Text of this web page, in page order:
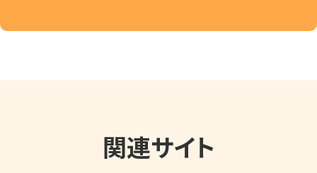
関連サイト
フロントオフィス業務のあらゆるお悩みを解決できるシステ